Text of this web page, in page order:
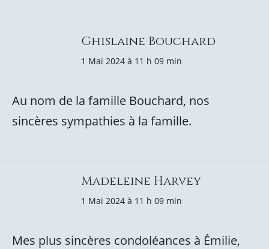
Ghislaine Bouchard
1 Mai 2024 à 11 h 09 min
Au nom de la famille Bouchard, nos
sincères sympathies à la famille.
Madeleine Harvey
1 Mai 2024 à 11 h 09 min
Mes plus sincères condoléances à Émilie,